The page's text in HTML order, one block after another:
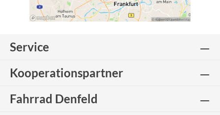
Service
Kooperationspartner
Fahrrad Denfeld